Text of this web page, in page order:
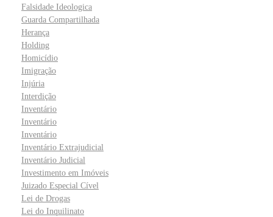
Falsidade Ideologica
Guarda Compartilhada
Herança
Holding
Homicídio
Imigração
Injúria
Interdição
Inventário
Inventário
Inventário
Inventário Extrajudicial
Inventário Judicial
Investimento em Imóveis
Juizado Especial Cível
Lei de Drogas
Lei do Inquilinato